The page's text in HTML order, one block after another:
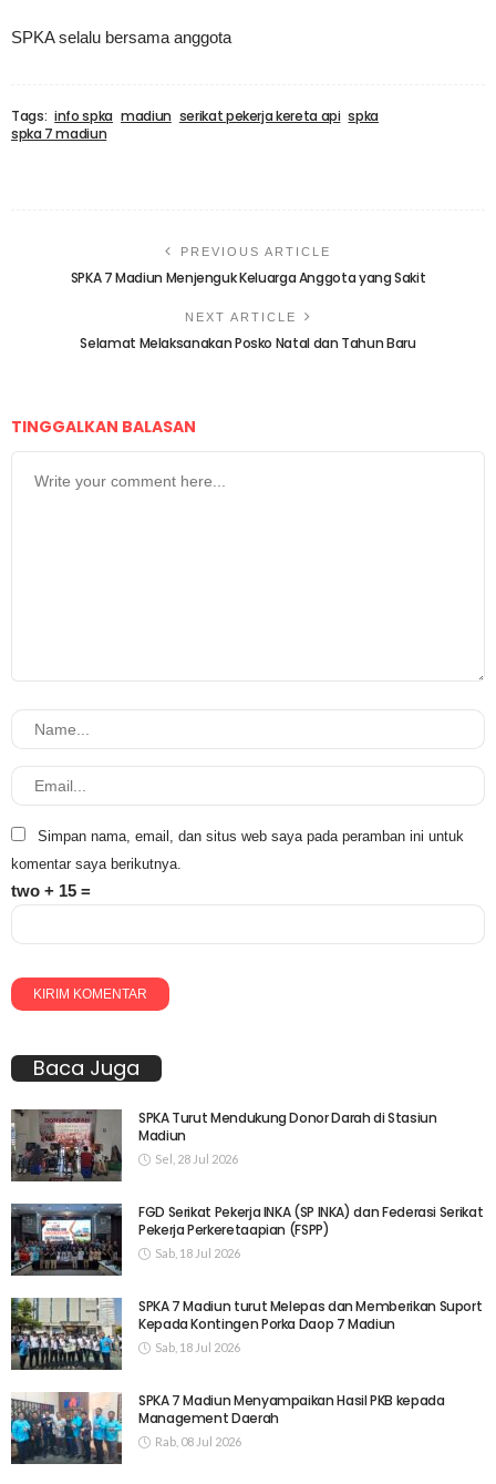
SPKA selalu bersama anggota
Tags: info spka madiun serikat pekerja kereta api spka
spka 7 madiun
PREVIOUS ARTICLE
SPKA 7 Madiun Menjenguk Keluarga Anggota yang Sakit
NEXT ARTICLE
Selamat Melaksanakan Posko Natal dan Tahun Baru
TINGGALKAN BALASAN
Simpan nama, email, dan situs web saya pada peramban ini untuk
komentar saya berikutnya.
two + 15 =
Baca Juga
SPKA Turut Mendukung Donor Darah di Stasiun
Madiun
Sel, 28 Jul 2026
FGD Serikat Pekerja INKA (SP INKA) dan Federasi Serikat
Pekerja Perkeretaapian (FSPP)
Sab, 18 Jul 2026
SPKA 7 Madiun turut Melepas dan Memberikan Suport
Kepada Kontingen Porka Daop 7 Madiun
Sab, 18 Jul 2026
SPKA 7 Madiun Menyampaikan Hasil PKB kepada
Management Daerah
Rab, 08 Jul 2026